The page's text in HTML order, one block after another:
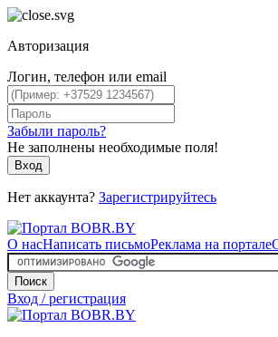
Авторизация
Логин, телефон или email
Забыли пароль?
Не заполнены необходимые поля!
Вход
Нет аккаунта? Зарегистрируйтесь
О насНаписать письмоРеклама на портале
Поиск
Вход / регистрация